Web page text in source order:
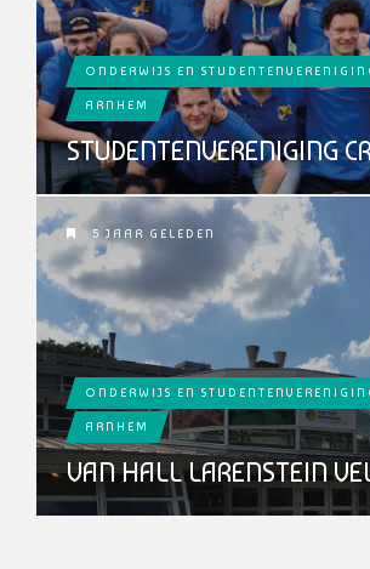
ONDERWIJS EN
ARNHEM
STUDENTENVERENIGING
5 JAAR GELEDEN
ONDERWIJS EN
ARNHEM
VAN HALL LARENSTEIN